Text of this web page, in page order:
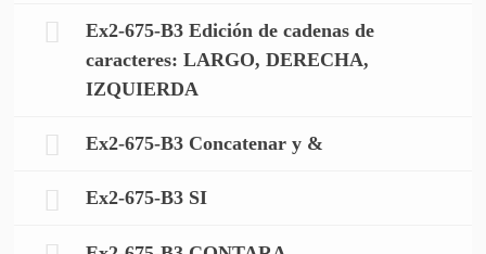
Ex2-675-B3 Edición de cadenas de
caracteres: LARGO, DERECHA,
IZQUIERDA
Ex2-675-B3 Concatenar y &
Ex2-675-B3 SI